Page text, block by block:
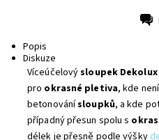
Popis
Diskuze
Víceúčelovýsloupek Dekolux
pro okrasné pletiva, kde
betonovánísloupků, a kde
případný přesun spolu s
délek je přesně podle výšky